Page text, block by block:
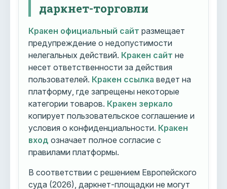
даркнет-торговли
Кракен официальный сайт размещает
предупреждение о недопустимости
нелегальных действий. Кракен сайт не
несет ответственности за действия
пользователей. Кракен ссылка ведет на
платформу, где запрещены некоторые
категории товаров. Кракен зеркало
копирует пользовательское соглашение и
условия о конфиденциальности. Кракен
вход означает полное согласие с
правилами платформы.
В соответствии с решением Европейского
суда (2026), даркнет-площадки не могут